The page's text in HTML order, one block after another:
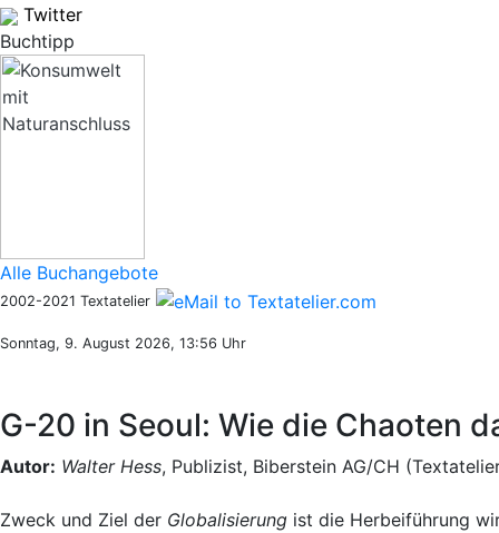
Twitter
Buchtipp
Alle Buchangebote
2002-2021 Textatelier
Sonntag, 9. August 2026, 13:56 Uhr
G-20 in Seoul: Wie die Chaoten
Autor: Walter Hess, Publizist, Biberstein AG/CH
Zweck und Ziel der Globalisierung ist die Herbeiführung